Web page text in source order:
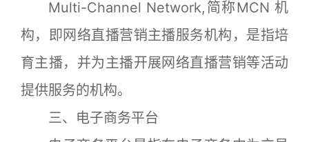
Multi-Channel Network,简称MCN 机
构，即网络直播营销主播服务机构，是指培
育主播，并为主播开展网络直播营销等活动
提供服务的机构。
三、电子商务平台